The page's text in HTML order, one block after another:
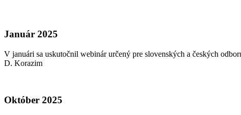
Január 2025
V januári sa uskutočnil webinár určený pre slovenských a českých
D. Korazim
Október 2025